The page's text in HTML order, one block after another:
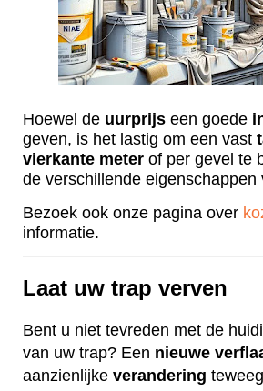
Hoewel de uurprijs een goede
geven, is het lastig om een vast
vierkante meter of per gevel te
de verschillende eigenschappen
Bezoek ook onze pagina over
informatie.
Laat uw trap verven
Bent u niet tevreden met de
van uw trap? Een nieuwe
aanzienlijke verandering